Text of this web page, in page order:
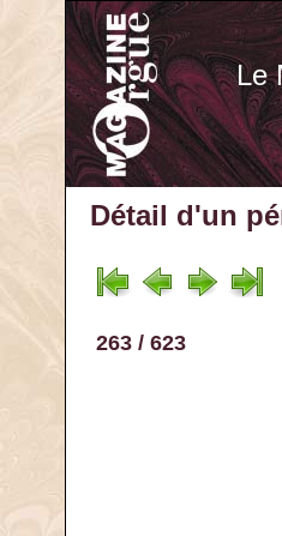
Le
Détail d'un
263 / 623